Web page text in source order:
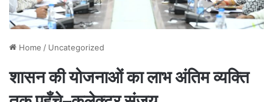
Home / Uncategorized
शासन की योजनाओं का लाभ अंतिम व्यक्ति